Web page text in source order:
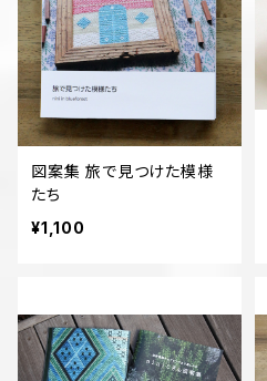
図案集 旅で見つけた模様
たち
¥1,100